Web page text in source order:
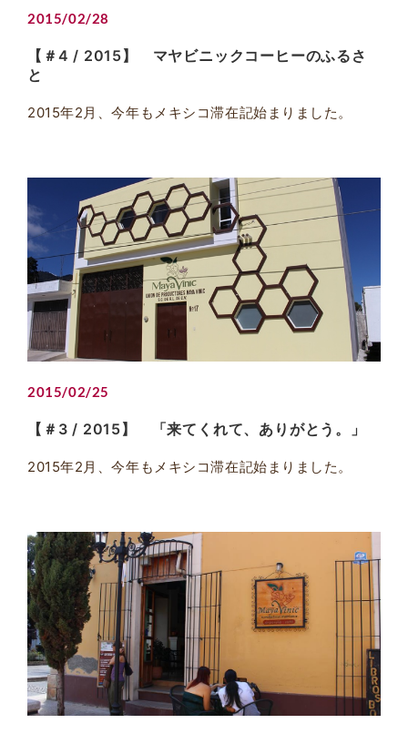
2015/02/28
【＃4 / 2015】 マヤビニックコーヒーのふるさ
と
2015年2月、今年もメキシコ滞在記始まりました。
2015/02/25
【＃3 / 2015】 「来てくれて、ありがとう。」
2015年2月、今年もメキシコ滞在記始まりました。